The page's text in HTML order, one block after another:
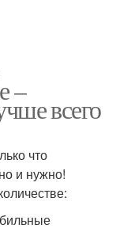
–
всего
что
и нужно!